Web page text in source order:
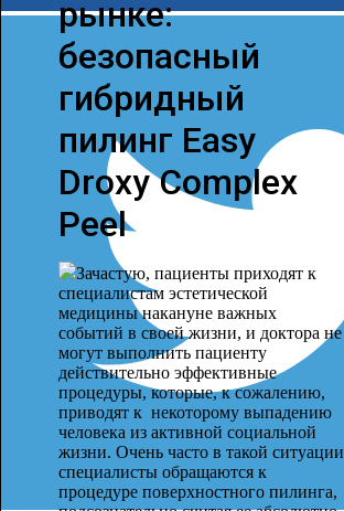
рынке:
безопасный
гибридный
пилинг Easy
Droxy Complex
Peel
Зачастую, пациенты приходят к
специалистам эстетической
медицины накануне важных
событий в своей жизни, и доктора не
могут выполнить пациенту
действительно эффективные
процедуры, которые, к сожалению,
приводят к некоторому выпадению
человека из активной социальной
жизни. Очень часто в такой ситуации
специалисты обращаются к
процедуре поверхностного пилинга,